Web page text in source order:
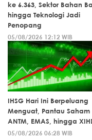
ke 6.363, Sektor Bahan
hingga Teknologi Jadi
Penopang
05/08/2026 12:12 WIB
IHSG Hari Ini Berpeluang
Menguat, Pantau Saham
ANTM, EMAS, hingga
05/08/2026 06:28 WIB